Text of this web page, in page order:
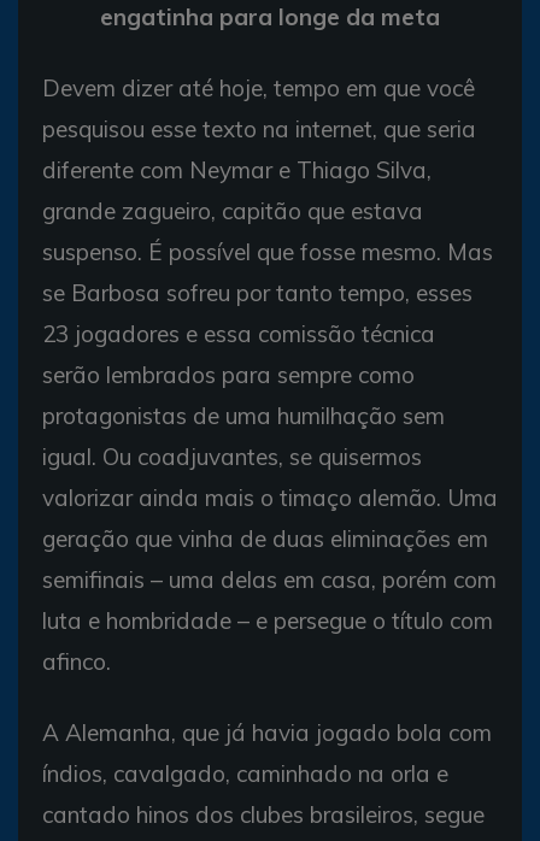
engatinha para longe da meta
Devem dizer até hoje, tempo em que você
pesquisou esse texto na internet, que seria
diferente com Neymar e Thiago Silva,
grande zagueiro, capitão que estava
suspenso. É possível que fosse mesmo. Mas
se Barbosa sofreu por tanto tempo, esses
23 jogadores e essa comissão técnica
serão lembrados para sempre como
protagonistas de uma humilhação sem
igual. Ou coadjuvantes, se quisermos
valorizar ainda mais o timaço alemão. Uma
geração que vinha de duas eliminações em
semifinais – uma delas em casa, porém com
luta e hombridade – e persegue o título com
afinco.
A Alemanha, que já havia jogado bola com
índios, cavalgado, caminhado na orla e
cantado hinos dos clubes brasileiros, segue